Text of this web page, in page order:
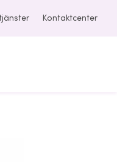
Kontaktcenter